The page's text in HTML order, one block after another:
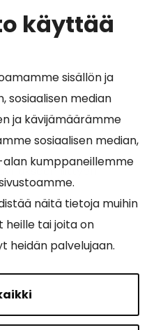
käyttää
sisällön ja
sosiaalisen median
ja kävijämäärämme
sosiaalisen median,
kumppaneillemme
näitä tietoja muihin
heille tai joita on
heidän palvelujaan.
ja
liittyen